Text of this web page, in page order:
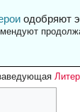
одобряют